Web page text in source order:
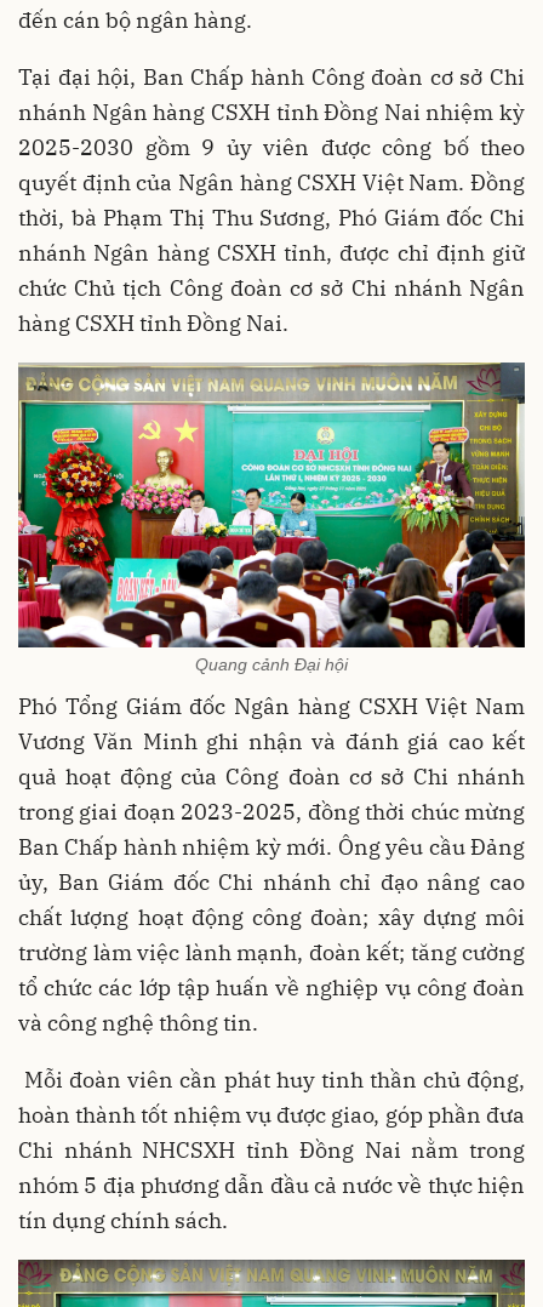
đến cán bộ ngân hàng.
Tại đại hội, Ban Chấp hành Công đoàn cơ sở Chi
nhánh Ngân hàng CSXH tỉnh Đồng Nai nhiệm kỳ
2025-2030 gồm 9 ủy viên được công bố theo
quyết định của Ngân hàng CSXH Việt Nam. Đồng
thời, bà Phạm Thị Thu Sương, Phó Giám đốc Chi
nhánh Ngân hàng CSXH tỉnh, được chỉ định giữ
chức Chủ tịch Công đoàn cơ sở Chi nhánh Ngân
hàng CSXH tỉnh Đồng Nai.
Quang cảnh Đại hội
Phó Tổng Giám đốc Ngân hàng CSXH Việt Nam
Vương Văn Minh ghi nhận và đánh giá cao kết
quả hoạt động của Công đoàn cơ sở Chi nhánh
trong giai đoạn 2023-2025, đồng thời chúc mừng
Ban Chấp hành nhiệm kỳ mới. Ông yêu cầu Đảng
ủy, Ban Giám đốc Chi nhánh chỉ đạo nâng cao
chất lượng hoạt động công đoàn; xây dựng môi
trường làm việc lành mạnh, đoàn kết; tăng cường
tổ chức các lớp tập huấn về nghiệp vụ công đoàn
và công nghệ thông tin.
Mỗi đoàn viên cần phát huy tinh thần chủ động,
hoàn thành tốt nhiệm vụ được giao, góp phần đưa
Chi nhánh NHCSXH tỉnh Đồng Nai nằm trong
nhóm 5 địa phương dẫn đầu cả nước về thực hiện
tín dụng chính sách.